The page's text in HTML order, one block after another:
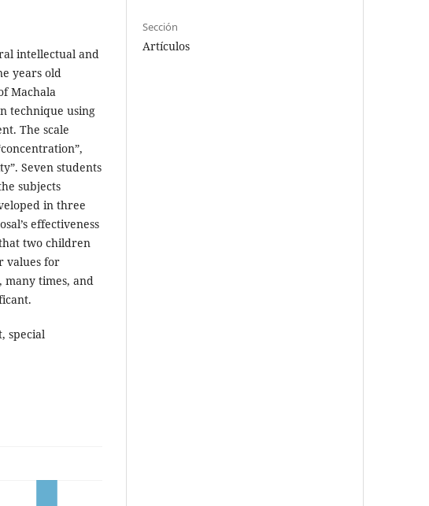
intellectual and
years old
Machala
technique using
The scale
Seven students
subjects
in three
effectiveness
two children
values for
many times, and
special
Sección
Artículos